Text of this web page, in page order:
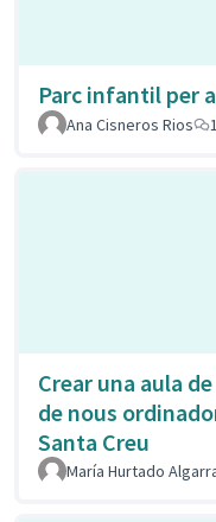
Parc infantil per
Ana Cisneros Rios
1
Crear una aula
de nous
Santa Creu
María Hurtado